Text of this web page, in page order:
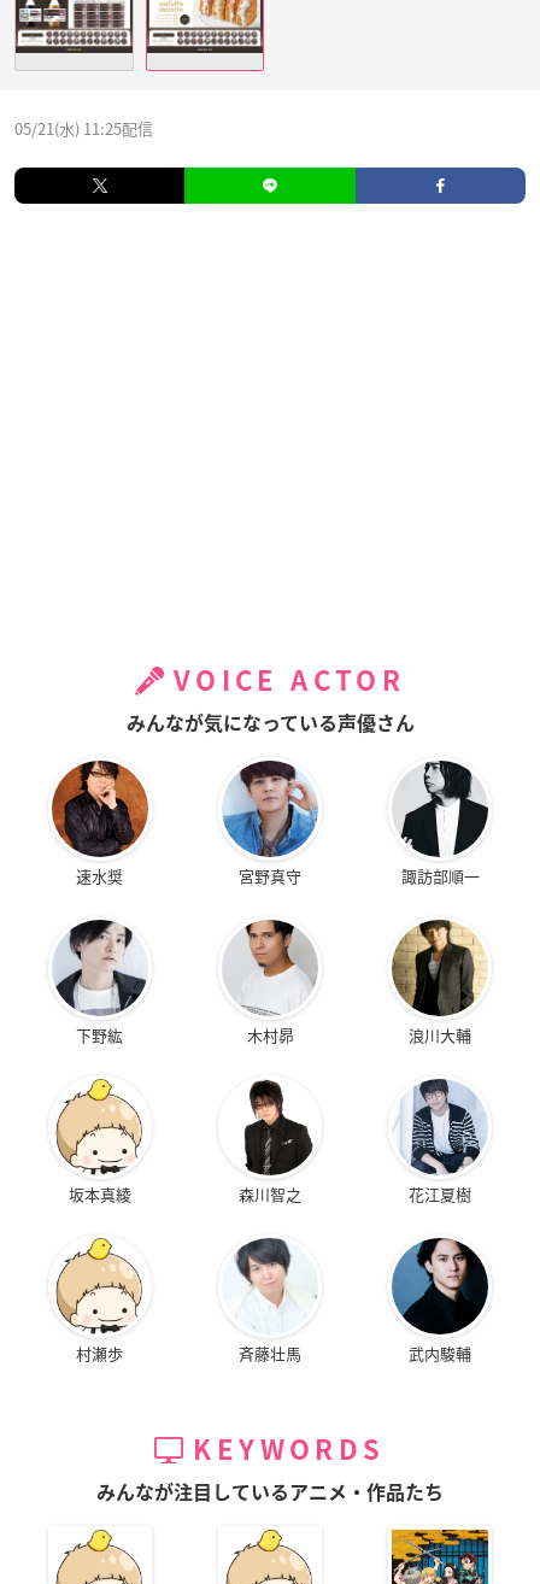
05/21(水) 11:25配信
VOICE ACTOR
みんなが気になっている声優さん
速水奨 宮野真守 諏訪部順一
下野紘 木村昴 浪川大輔
坂本真綾 森川智之 花江夏樹
村瀬歩 斉藤壮馬 武内駿輔
KEYWORDS
みんなが注目しているアニメ・作品たち